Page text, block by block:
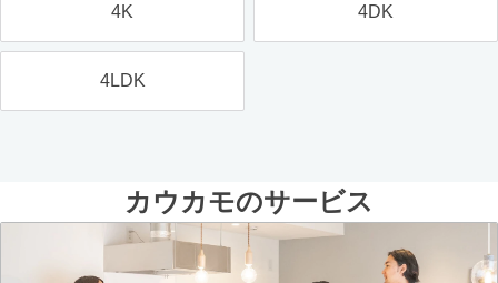
4K 4DK
4LDK
カウカモのサービス